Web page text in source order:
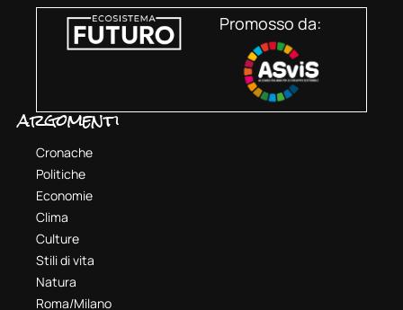
Promosso da:
argomenti
Cronache
Politiche
Economie
Clima
Culture
Stili di vita
Natura
Roma/Milano